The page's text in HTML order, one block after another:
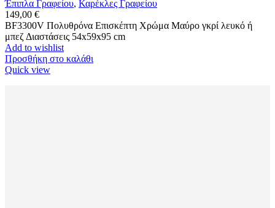
Έπιπλα Γραφείου, Καρέκλες Γραφείου
149,00 €
BF3300V Πολυθρόνα Επισκέπτη Χρώμα Μαύρο γκρί λευκό ή
μπεζ Διαστάσεις 54x59x95 cm
Add to wishlist
Προσθήκη στο καλάθι
Quick view